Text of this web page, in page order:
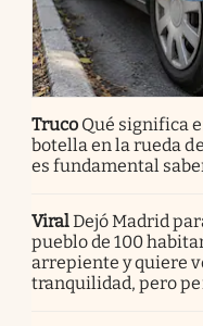
Truco Qué significa
botella en la rueda
es fundamental
ViralDejó Madrid
pueblo de 100
arrepiente y quiere
tranquilidad, pero